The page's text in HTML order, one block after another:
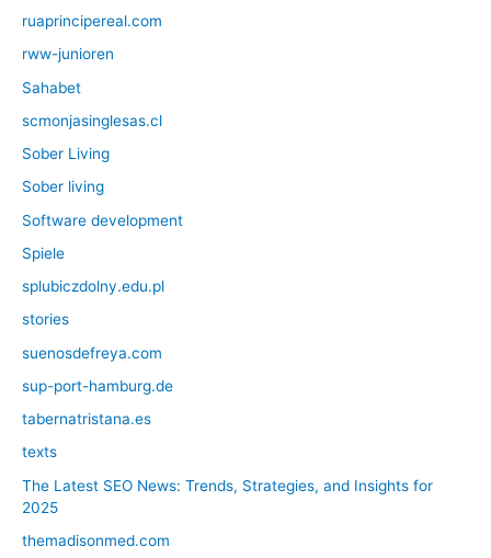
ruaprincipereal.com
rww-junioren
Sahabet
scmonjasinglesas.cl
Sober Living
Sober living
Software development
Spiele
splubiczdolny.edu.pl
stories
suenosdefreya.com
sup-port-hamburg.de
tabernatristana.es
texts
The Latest SEO News: Trends, Strategies, and Insights for
2025
themadisonmed.com